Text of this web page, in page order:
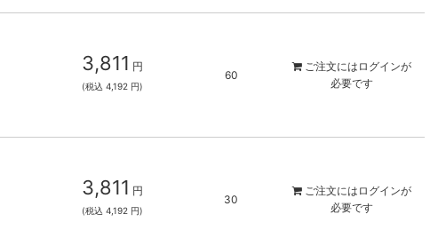
3,811 円
(税込 4,192 円)
60
ご注文には ログインが
必要です
3,811 円
(税込 4,192 円)
30
ご注文には ログインが
必要です